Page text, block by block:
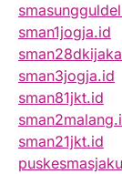
sman1jogja.id
sman3jogja.id
sman81jkt.id
sman21jkt.id